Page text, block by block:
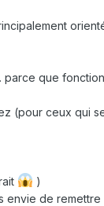
que
(pour ceux qui
)
envie de